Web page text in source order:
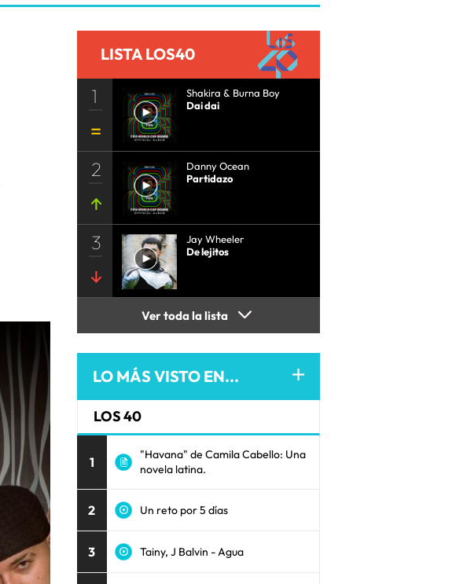
LISTA LOS40
1
Shakira & Burna Boy
Dai dai
2
Danny Ocean
Partidazo
3
Jay Wheeler
De lejitos
Ver toda la lista
LO MÁS VISTO EN...
LOS 40
1
"Havana" de Camila Cabello: Una
novela latina.
2 Un reto por 5 días
3 Tainy, J Balvin - Agua